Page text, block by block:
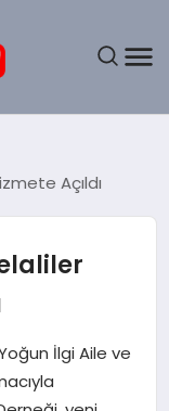
Açıldı
İlgi Aile ve